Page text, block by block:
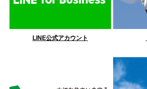
LINE公式アカウント